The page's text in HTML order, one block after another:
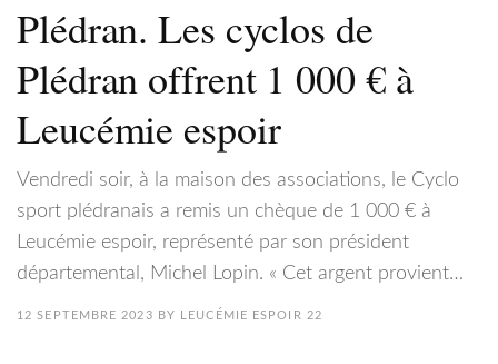
Plédran. Les cyclos de
Plédran offrent 1 000 € à
Leucémie espoir
Vendredi soir, à la maison des associations, le Cyclo
sport plédranais a remis un chèque de 1 000 € à
Leucémie espoir, représenté par son président
départemental, Michel Lopin. « Cet argent provient…
12 SEPTEMBRE 2023 BY LEUCÉMIE ESPOIR 22